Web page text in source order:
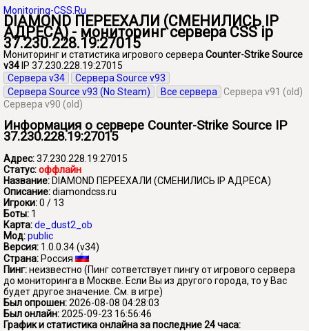
Monitoring-CSS.Ru
DIAMOND ПЕРЕЕХАЛИ (СМЕНИЛИСЬ IP
АДРЕСА) - мониторинг сервера CSS ip
37.230.228.19:27015
Мониторинг и статистика игрового сервера Counter-Strike Source
v34 IP 37.230.228.19:27015
Сервера v34
Сервера Source v93
Сервера Source v93 (No Steam)
Все сервера
Сервера v91 (old)
Сервера v90 (old)
Информация о сервере Counter-Strike Source IP
37.230.228.19:27015
Адрес:37.230.228.19:27015
Статус:оффлайн
Название: DIAMOND ПЕРЕЕХАЛИ (СМЕНИЛИСЬ IP АДРЕСА)
Описание:diamondcss.ru
Игроки:0 / 13
Боты: 1
Карта:de_dust2_ob
Мод:public
Версия: 1.0.0.34 (v34)
Страна: Россия
Пинг:неизвестно (Пинг сответствует пингу от игрового сервера
до мониторинга в Москве. Если Вы из другого города, то у Вас
будет другое значение. См. в игре)
Был опрошен:2026-08-08 04:28:03
Был онлайн:2025-09-23 16:56:46
График и статистика онлайна за последние 24 часа: